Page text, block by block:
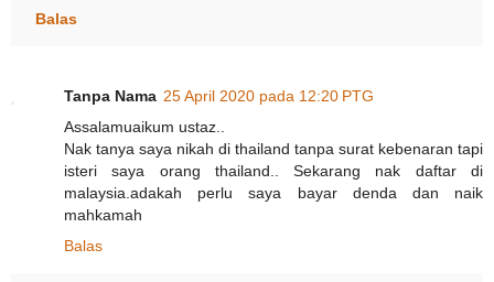
Balas
Tanpa Nama 25 April 2020 pada 12:20 PTG
Assalamuaikum ustaz..
Nak​ tanya​ saya​ nikah​ di​ thailand​ tanpa surat​ kebenaran tapi​
isteri saya​ orang​ thailand.. Sekarang​ nak​ daftar​ di​
malaysia.adakah perlu saya​ bayar​ denda​ dan​ naik​
mahkamah
Balas